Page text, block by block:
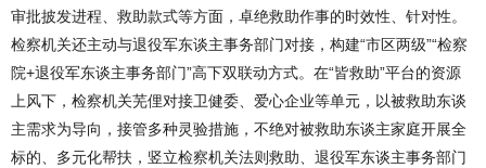
审批披发进程、救助款式等方面，卓绝救助作事的时效性、针对性。
检察机关还主动与退役军东谈主事务部门对接，构建“市区两级”“检察
院+退役军东谈主事务部门”高下双联动方式。在“皆救助”平台的资源
上风下，检察机关芜俚对接卫健委、爱心企业等单元，以被救助东谈
主需求为导向，接管多种灵验措施，不绝对被救助东谈主家庭开展全
标的、多元化帮扶，竖立检察机关法则救助、退役军东谈主事务部门